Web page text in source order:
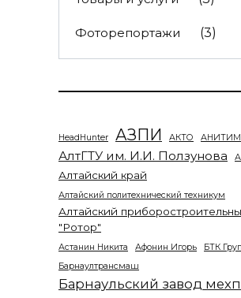
Фоторепортажи (3)
HeadHunter АЗПИ АКТО АНИТИМ
АлтГТУ им. И.И. Ползунова
Алтайский край
Алтайский политехнический техникум
Алтайский
"Ротор"
Астанин Никита Афонин Игорь БТК
Барнаултрансмаш
Барнаульский завод